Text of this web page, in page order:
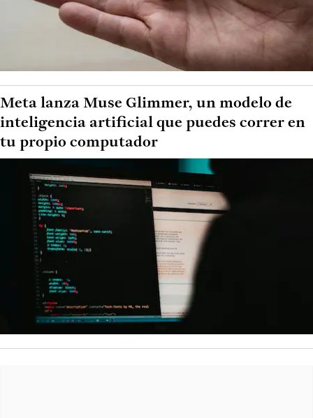
Meta lanza Muse Glimmer, un modelo de
inteligencia artificial que puedes correr en
tu propio computador